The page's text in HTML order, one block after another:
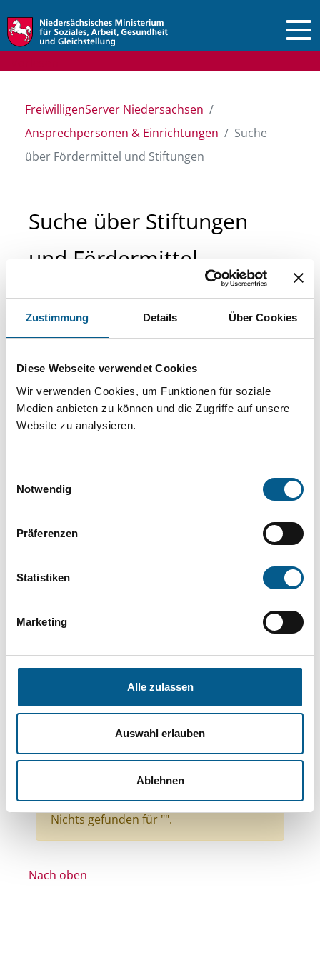
Zustimmung Details Über Cookies
Diese Webseite verwendet Cookies
Wir verwenden Cookies, um Funktionen für soziale
Medien anbieten zu können und die Zugriffe auf unsere
Website zu analysieren.
Notwendig
Präferenzen
Statistiken
Marketing
Alle zulassen
Auswahl erlauben
Ablehnen
FreiwilligenServer Niedersachsen
Ansprechpersonen & Einrichtungen
Suche
über Fördermittel und Stiftungen
Suche über Stiftungen
und Fördermittel
Sie suchen finanzielle Unterstützung für ein
Projekt oder ein Vorhaben? Hier können Sie
Stiftungsdatenbank recherchieren. Bei der
Suche bitte die Groß- und Kleinschreibung
beachten.
können durch die Wahl von Bereichen oder
Suchen
Themen: Sport
Themen: Menschen mit Behinderung
Themen: Gesundheitswesen
Themen: Natur- & Umweltschutz
Stiftungstyp: Lokal tätige Stiftung
Alle Filter entfernen
Nichts gefunden für "".
Nach oben